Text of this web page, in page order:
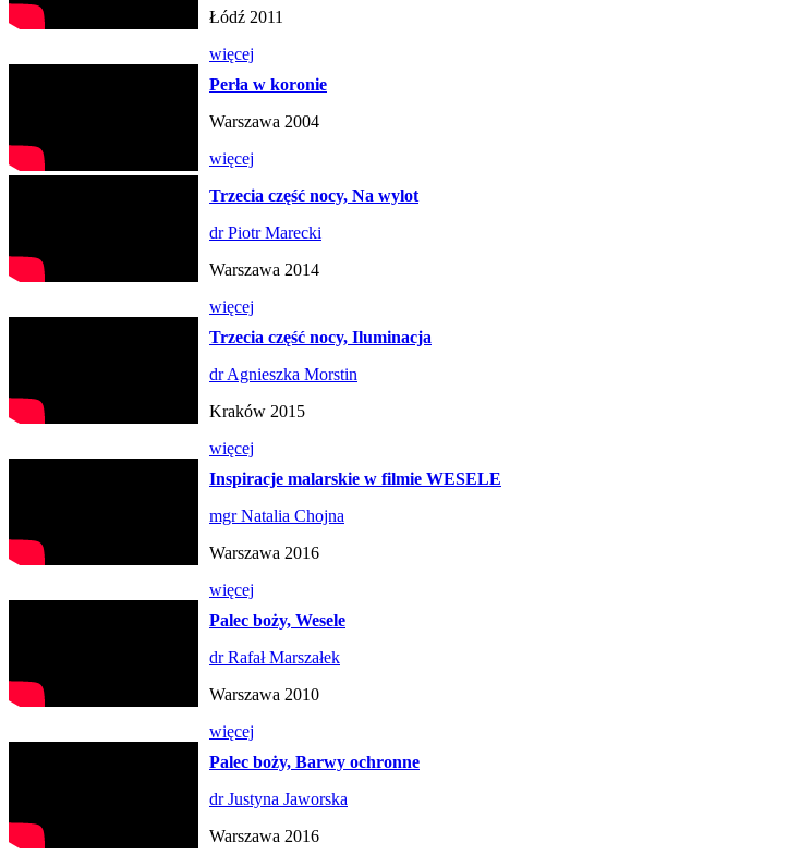
Łódź 2011
więcej
Perła w koronie
Warszawa 2004
więcej
Trzecia część nocy, Na wylot
dr Piotr Marecki
Warszawa 2014
więcej
Trzecia część nocy, Iluminacja
dr Agnieszka Morstin
Kraków 2015
więcej
Inspiracje malarskie w filmie WESELE
mgr Natalia Chojna
Warszawa 2016
więcej
Palec boży, Wesele
dr Rafał Marszałek
Warszawa 2010
więcej
Palec boży, Barwy ochronne
dr Justyna Jaworska
Warszawa 2016